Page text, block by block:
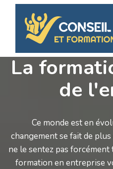
La
de
Ce monde est en
changement se fait de
ne le sentez pas
formation en entreprise